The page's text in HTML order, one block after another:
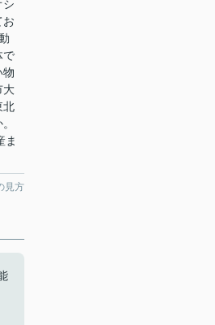
シ
お
で
物
大
北
ま
見方